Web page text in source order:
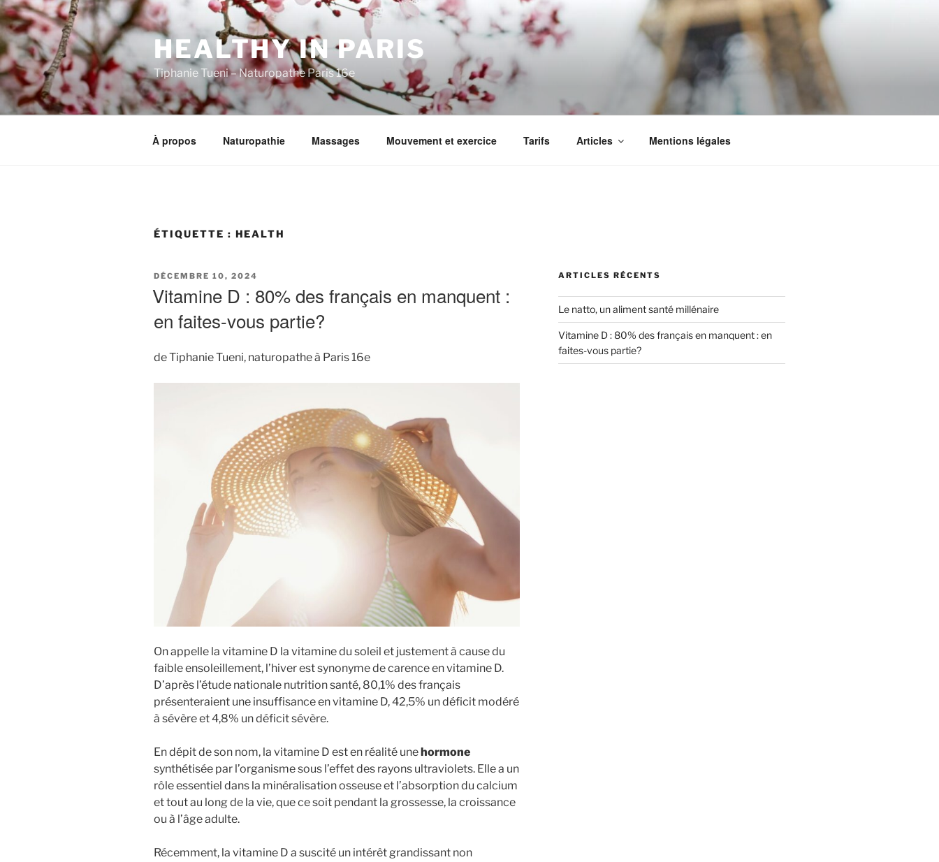
Aller
au
contenu
principal
HEALTHY IN PARIS
Tiphanie Tueni – Naturopathe Paris 16e
À propos Naturopathie Massages Mouvement et exercice Tarifs Articles Mentions légales
ÉTIQUETTE : HEALTH
PUBLIÉ
DÉCEMBRE 10, 2024
Vitamine D : 80% des français en manquent :
en faites-vous partie?
de Tiphanie Tueni, naturopathe à Paris 16e
On appelle la vitamine D la vitamine du soleil et justement à cause du
faible ensoleillement, l’hiver est synonyme de carence en vitamine D.
D’après l’étude nationale nutrition santé, 80,1% des français
présenteraient une insuffisance en vitamine D, 42,5% un déficit modéré
à sévère et 4,8% un déficit sévère.
En dépit de son nom, la vitamine D est en réalité une hormone
synthétisée par l’organisme sous l’effet des rayons ultraviolets. Elle a un
rôle essentiel dans la minéralisation osseuse et l’absorption du calcium
et tout au long de la vie, que ce soit pendant la grossesse, la croissance
ou à l’âge adulte.
Récemment, la vitamine D a suscité un intérêt grandissant non
ARTICLES RÉCENTS
Le natto, un aliment santé millénaire
Vitamine D : 80% des français en manquent : en
faites-vous partie?